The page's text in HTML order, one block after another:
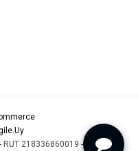
218336860019 - Todos los